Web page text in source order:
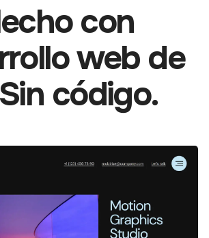
con
web de
código.